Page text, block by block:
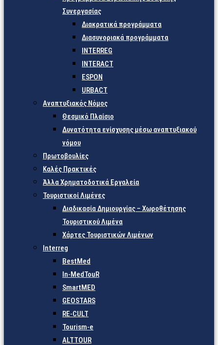
Συνεργασίας
Διακρατικά προγράμματα
Διασυνοριακά προγράμματα
INTERREG
INTERACT
ESPON
URBACT
Αναπτυξιακός Νόμος
Θεσμικό Πλαίσιο
Δυνατότητα ενίσχυσης μέσω αναπτυξιακού
νόμου
Πρωτοβουλίες
Καλές Πρακτικές
Άλλα Χρηματοδοτικά Εργαλεία
Τουριστικοί Λιμένες
Διαδικασία Δημιουργίας – Χωροθέτησης
Τουριστικού Λιμένα
Χάρτες Τουριστικών Λιμένων
Interreg
BestMed
In-MedTouR
SmartMED
GEOSTARS
RE-CULT
Tourism-e
ALTTOUR